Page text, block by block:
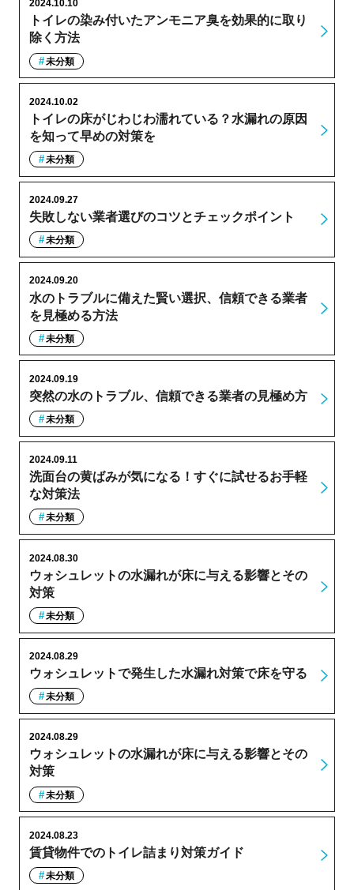
トイレの染み付いたアンモニア臭を効果的に取り
除く方法
2024.10.10
未分類
トイレの床がじわじわ濡れている？水漏れの原因
を知って早めの対策を
2024.10.02
未分類
失敗しない業者選びのコツとチェックポイント
2024.09.27
未分類
水のトラブルに備えた賢い選択、信頼できる業者
を見極める方法
2024.09.20
未分類
突然の水のトラブル、信頼できる業者の見極め方
2024.09.19
未分類
洗面台の黄ばみが気になる！すぐに試せるお手軽
な対策法
2024.09.11
未分類
ウォシュレットの水漏れが床に与える影響とその
対策
2024.08.30
未分類
ウォシュレットで発生した水漏れ対策で床を守る
2024.08.29
未分類
ウォシュレットの水漏れが床に与える影響とその
対策
2024.08.29
未分類
賃貸物件でのトイレ詰まり対策ガイド
2024.08.23
未分類